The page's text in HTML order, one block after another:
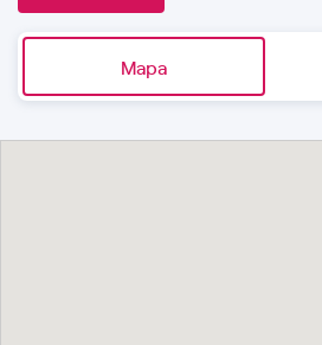
Mapa